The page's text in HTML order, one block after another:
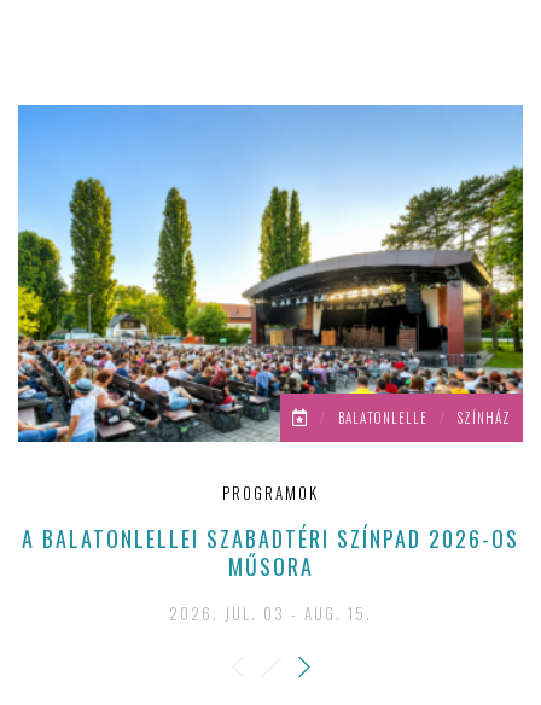
/ BALATONLELLE / SZÍNHÁZ
PROGRAMOK
A BALATONLELLEI SZABADTÉRI SZÍNPAD 2026-OS
MŰSORA
2026. JUL. 03 - AUG. 15.